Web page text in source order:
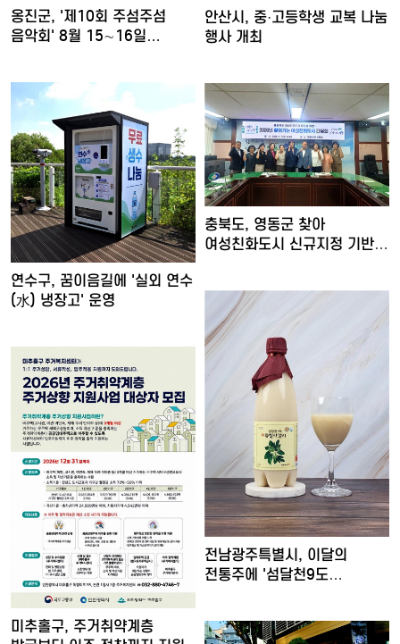
옹진군, '제10회 주섬주섬
음악회' 8월 15∼16일…
안산시, 중·고등학생 교복 나눔
행사 개최
연수구, 꿈이음길에 '실외 연수
(水) 냉장고' 운영
충북도, 영동군 찾아
여성친화도시 신규지정 기반
전남광주특별시, 이달의
전통주에 '섬달천9도
미추홀구, 주거취약계층